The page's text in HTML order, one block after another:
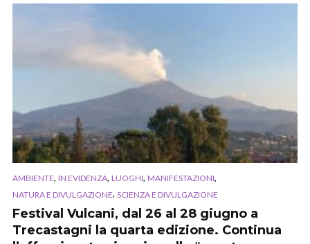
AMBIENTE, IN EVIDENZA, LUOGHI, MANIFESTAZIONI,
NATURA E DIVULGAZIONE, SCIENZA E DIVULGAZIONE
Festival Vulcani, dal 26 al 28 giugno a
Trecastagni la quarta edizione. Continua